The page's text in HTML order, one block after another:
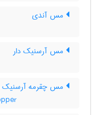
مس آندی
مس آرسنیک دار
مس چقرمه آرسنیک